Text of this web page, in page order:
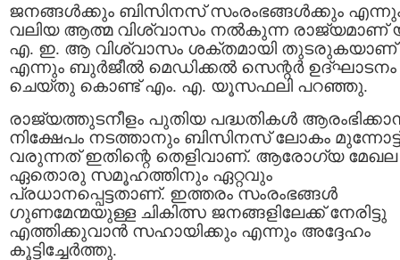
ജനങ്ങൾക്കും ബിസിനസ് സംരംഭങ്ങൾക്കും
വലിയ ആത്മ വിശ്വാസം നൽകുന്ന രാജ്യമാണ്
എ. ഇ. ആ വിശ്വാസം ശക്തമായി തുടരുകയാണ്
എന്നും ബുർജീൽ മെഡിക്കൽ സെന്റർ ഉദ്ഘാടനം
ചെയ്തു കൊണ്ട് എം. എ. യൂസഫലി പറഞ്ഞു.
രാജ്യത്തുടനീളം പുതിയ പദ്ധതികൾ
നിക്ഷേപം നടത്താനും ബിസിനസ് ലോകം മുന്നോട്ട്
വരുന്നത് ഇതിന്റെ തെളിവാണ്. ആരോഗ്യ മേഖല
ഏതൊരു സമൂഹത്തിനും ഏറ്റവും
പ്രധാനപ്പെട്ടതാണ്. ഇത്തരം സംരംഭങ്ങൾ
ഗുണമേന്മയുള്ള ചികിത്സ ജനങ്ങളിലേക്ക് നേരിട്ടു
എത്തിക്കുവാൻ സഹായിക്കും എന്നും അദ്ദേഹം
കൂട്ടിച്ചേർത്തു.